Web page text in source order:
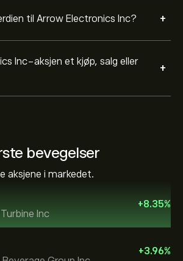
til Arrow Electronics Inc? +
Inc-aksjen et kjøp, salg eller
+
bevegelser
aksjene i markedet.
Inc
+8.35%
+3.96%